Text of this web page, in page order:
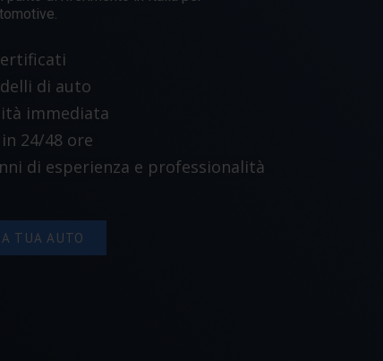
di auto
immediata
24/48 ore
di esperienza e professionalità
TUA AUTO